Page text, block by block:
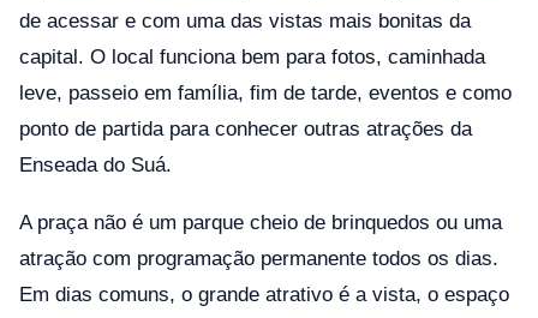
de acessar e com uma das vistas mais bonitas da
capital. O local funciona bem para fotos, caminhada
leve, passeio em família, fim de tarde, eventos e como
ponto de partida para conhecer outras atrações da
Enseada do Suá.
A praça não é um parque cheio de brinquedos ou uma
atração com programação permanente todos os dias.
Em dias comuns, o grande atrativo é a vista, o espaço